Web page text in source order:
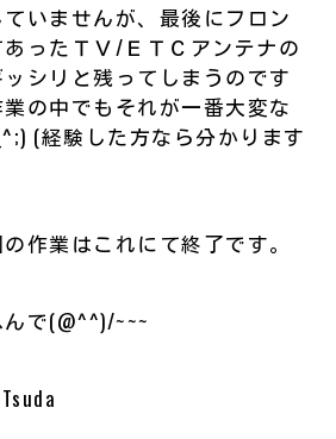
いませんが、最後にフロン
あったＴＶ/ＥＴＣアンテナの
シリと残ってしまうのです
の中でもそれが一番大変な
(経験した方なら分かります
作業はこれにて終了です。
で(@^^)/~~~